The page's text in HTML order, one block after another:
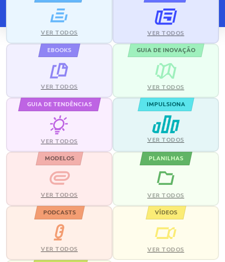
VER TODOS VER TODOS
EBOOKS
VER TODOS
GUIA DE INOVAÇÃO
VER TODOS
GUIA DE TENDÊNCIAS
VER TODOS
IMPULSIONA
VER TODOS
MODELOS
VER TODOS
PLANILHAS
VER TODOS
PODCASTS
VER TODOS
VÍDEOS
VER TODOS